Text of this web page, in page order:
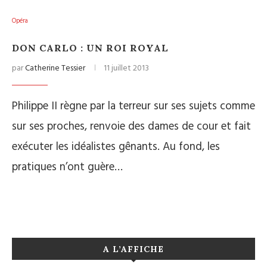
Opéra
DON CARLO : UN ROI ROYAL
parCatherine Tessier 11 juillet 2013
Philippe II règne par la terreur sur ses sujets comme
sur ses proches, renvoie des dames de cour et fait
exécuter les idéalistes gênants. Au fond, les
pratiques n’ont guère…
A L’AFFICHE